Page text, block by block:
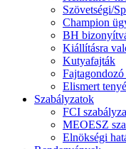
Szövetségi/
Champion
BH
Kiállításra
Kutyafajták
Fajtagondozó
Elismert
Szabályzatok
FCI
MEOESZ
Elnökségi